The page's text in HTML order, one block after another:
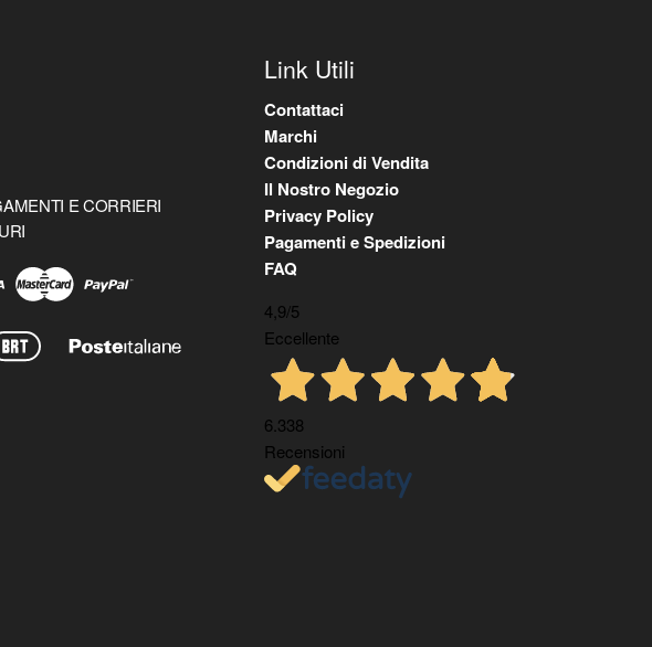
E CORRIERI
Link Utili
Contattaci
Marchi
Condizioni di Vendita
Il Nostro Negozio
Privacy Policy
Pagamenti e Spedizioni
FAQ
4,9/5
Eccellente
6.338
Recensioni